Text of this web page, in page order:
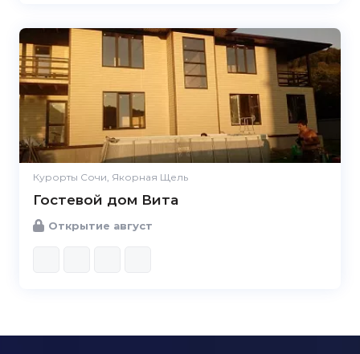
Курорты Сочи, Якорная Щель
Гостевой дом Вита
Открытие август